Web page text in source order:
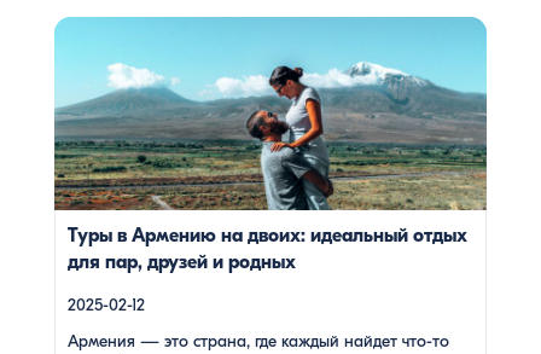
Армения — это страна, где каждый найдет что-то для
кухня и удивительное гостеприимство. Но что, если вы
планируете путешествие вдвоем? Мы подготовили туры,
которые подойдут для всех случаев — будь вы друзьями,
подругами, родителями с детьми, молодой парой или
супругами в возрасте. Какой тур выбрать для
путешествия вдвоем? 1. […]
Туры в Армению на двоих: идеальный отдых
для пар, друзей и родных
2025-02-12
Армения — это страна, где каждый найдет что-то